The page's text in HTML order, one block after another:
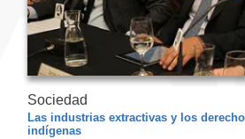
Sociedad
Las industrias extractivas y los
indígenas